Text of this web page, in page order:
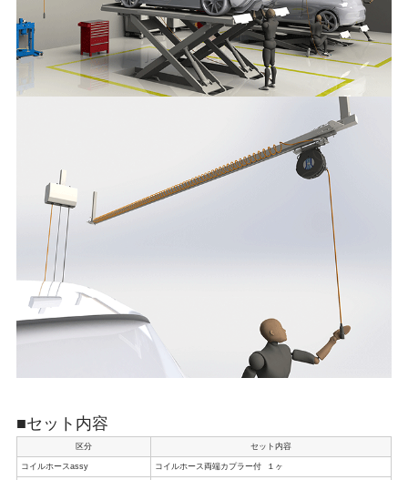
■セット内容
区分 セット内容
コイルホースassy コイルホース両端カプラー付 １ヶ